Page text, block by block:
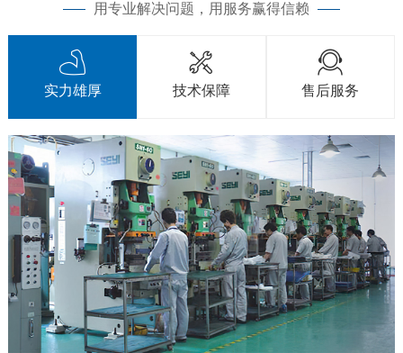
用专业解决问题，用服务赢得信赖

实力雄厚

技术保障

售后服务